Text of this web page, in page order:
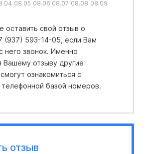
08.05 08.06 08.07 08.08 08.09
оставить свой отзыв о
(937) 593-14-05, если Вам
него звонок. Именно
Вашему отзыву другие
ознакомиться с
базой номеров.
отзыв